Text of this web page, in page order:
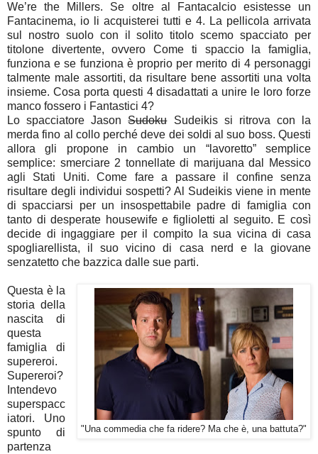
We’re the Millers. Se oltre al Fantacalcio esistesse un
Fantacinema, io li acquisterei tutti e 4. La pellicola arrivata
sul nostro suolo con il solito titolo scemo spacciato per
titolone divertente, ovvero Come ti spaccio la famiglia,
funziona e se funziona è proprio per merito di 4 personaggi
talmente male assortiti, da risultare bene assortiti una volta
insieme. Cosa porta questi 4 disadattati a unire le loro forze
manco fossero i Fantastici 4?
Lo spacciatore JasonSudokuSudeikis si ritrova con la
merda fino al collo perché deve dei soldi al suo boss. Questi
allora gli propone in cambio un “lavoretto” semplice
semplice: smerciare 2 tonnellate di marijuana dal Messico
agli Stati Uniti. Come fare a passare il confine senza
risultare degli individui sospetti? Al Sudeikis viene in mente
di spacciarsi per un insospettabile padre di famiglia con
tanto di desperate housewife e figlioletti al seguito. E così
decide di ingaggiare per il compito la sua vicina di casa
spogliarellista, il suo vicino di casa nerd e la giovane
senzatetto che bazzica dalle sue parti.
"Una commedia che fa ridere? Ma che è, una battuta?"
Questa è la
storia della
nascita di
questa
famiglia di
supereroi.
Supereroi?
Intendevo
superspacc
iatori. Uno
spunto di
partenza